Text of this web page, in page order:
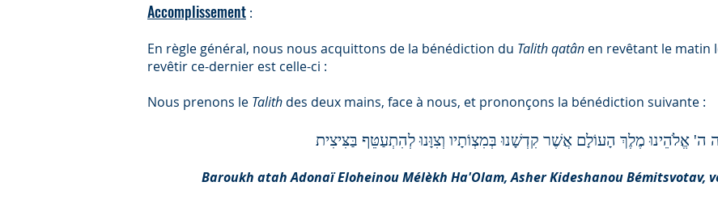
Accomplissement :
En règle général, nous nous acquittons de la bénédiction du Talith qatân en revêtant le matin
revêtir ce-dernier est celle-ci :
Nous prenons le Talith des deux mains, face à nous, et prononçons la bénédiction suivante :
ה' אֱלֹהֵינוּ מֶלֶךְ הָעוֹלָם אֲשֶׁר קִדְשָׁנוּ בְּמִצְוֹתָיו וְצִוָּנוּ לְהִתְעַטֵּף בַּצִּיצִית
Baroukh atah Adonaï Eloheinou Mélèkh Ha'Olam, Asher Kideshanou